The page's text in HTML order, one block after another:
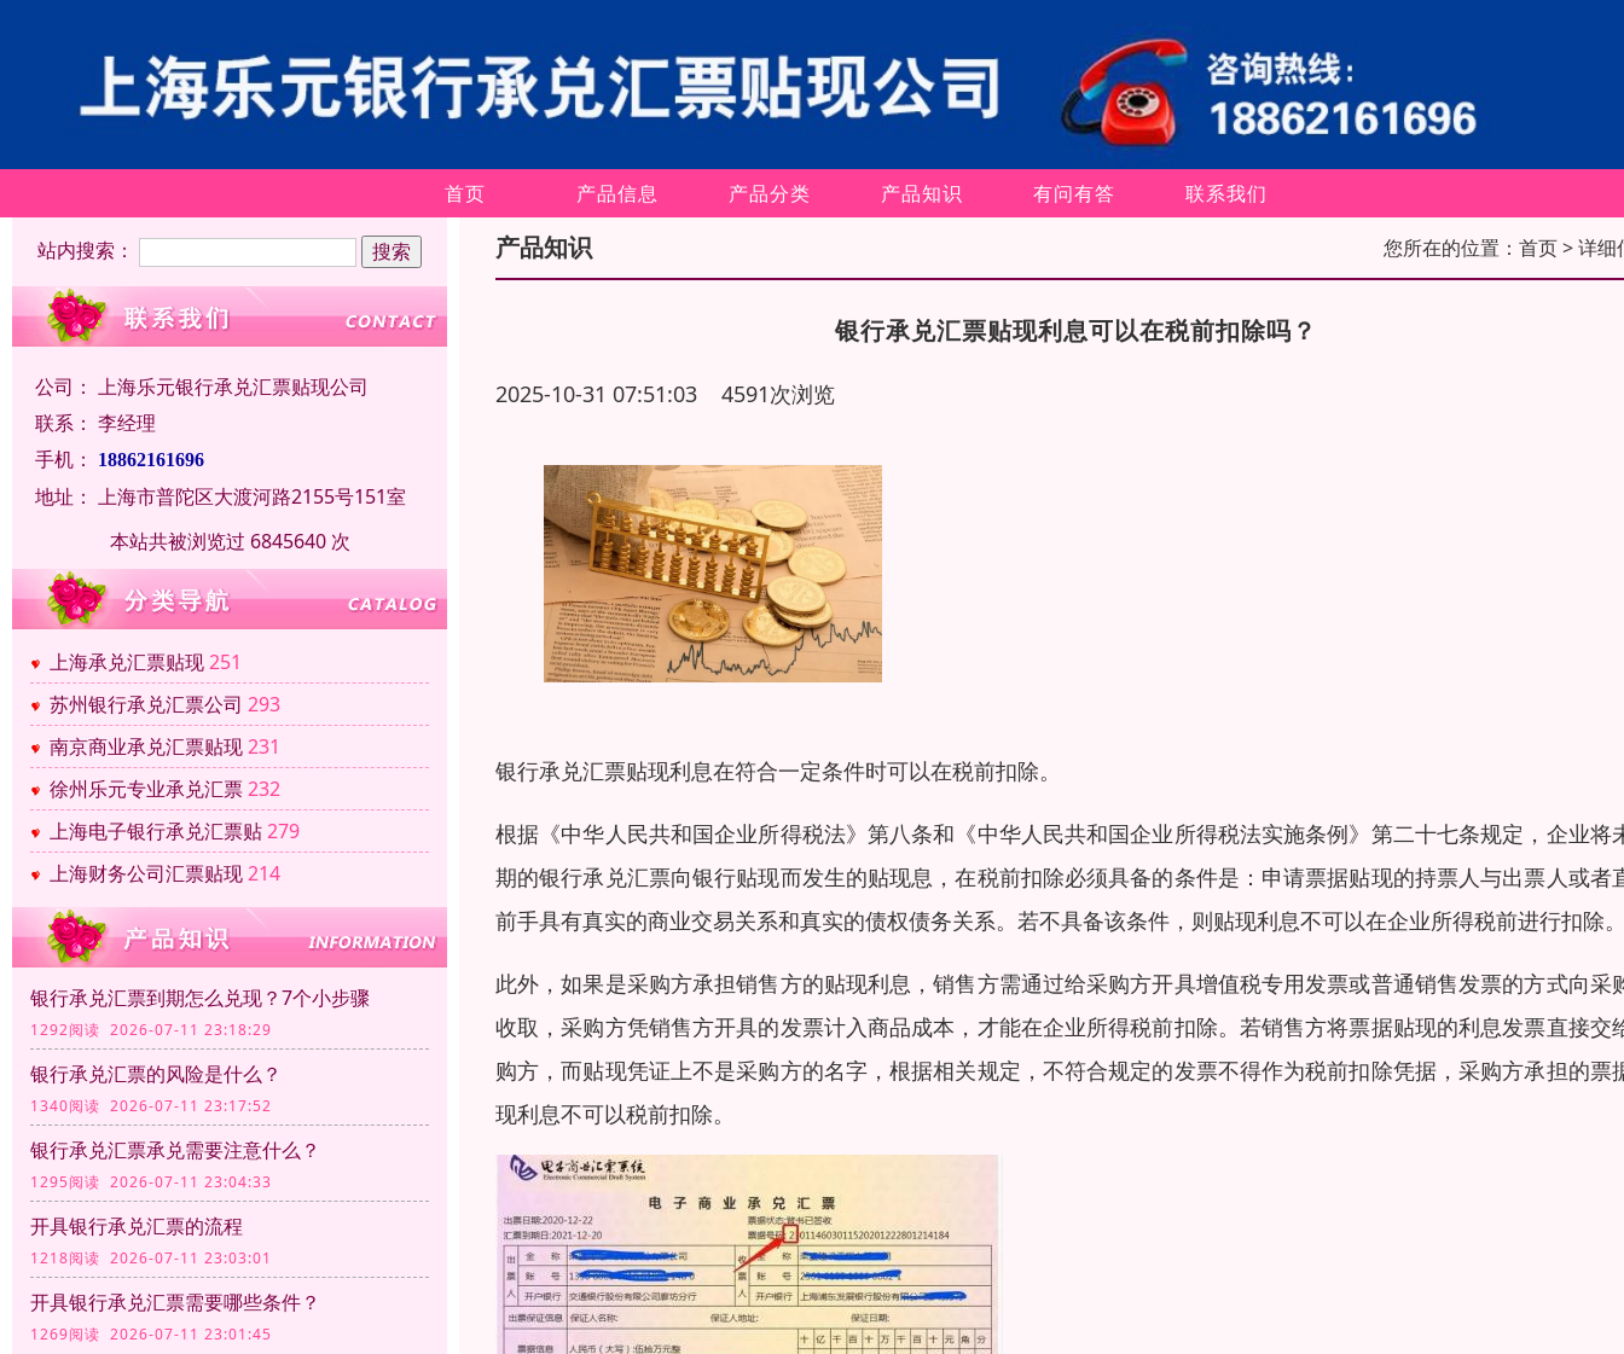
首页 产品信息 产品分类 产品知识 有问有答 联系我们
站内搜索：
公司： 上海乐元银行承兑汇票贴现公司
联系： 李经理
手机：
18862161696
地址： 上海市普陀区大渡河路2155号151室
本站共被浏览过 6845640 次
上海承兑汇票贴现251
苏州银行承兑汇票公司 293
南京商业承兑汇票贴现231
徐州乐元专业承兑汇票232
上海电子银行承兑汇票贴279
上海财务公司汇票贴现214
银行承兑汇票到期怎么兑现？7个小步骤
1292阅读 2026-07-11 23:18:29
银行承兑汇票的风险是什么？
1340阅读 2026-07-11 23:17:52
银行承兑汇票承兑需要注意什么？
1295阅读 2026-07-11 23:04:33
开具银行承兑汇票的流程
1218阅读 2026-07-11 23:03:01
开具银行承兑汇票需要哪些条件？
1269阅读 2026-07-11 23:01:45
产品知识 您所在的位置： 首页> 详细
银行承兑汇票贴现利息可以在税前扣除吗？
2025-10-31 07:51:03 4591次浏览
银行承兑汇票贴现利息在符合一定条件时可以在税前扣除。
根据《中华人民共和国企业所得税法》第八条和《中华人民共和国企业所得税法实施条例》第二十七条规定，企业将
期的银行承兑汇票向银行贴现而发生的贴现息，在税前扣除必须具备的条件是：申请票据贴现的持票人与出票人或者
前手具有真实的商业交易关系和真实的债权债务关系。若不具备该条件，则贴现利息不可以在企业所得税前进行扣除
此外，如果是采购方承担销售方的贴现利息，销售方需通过给采购方开具增值税专用发票或普通销售发票的方式向采
收取，采购方凭销售方开具的发票计入商品成本，才能在企业所得税前扣除。若销售方将票据贴现的利息发票直接交
购方，而贴现凭证上不是采购方的名字，根据相关规定，不符合规定的发票不得作为税前扣除凭据，采购方承担的票
现利息不可以税前扣除。